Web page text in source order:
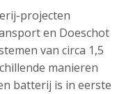
projecten
en Doeschot
van circa 1,5
manieren
batterij is in eerste